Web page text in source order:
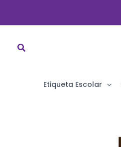
Ir
Etiqueta Escolar